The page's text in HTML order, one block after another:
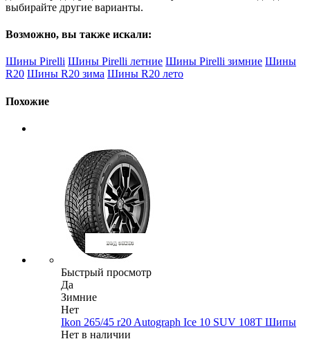
выбирайте другие варианты.
Возможно, вы также искали:
Шины Pirelli Шины Pirelli летние Шины Pirelli зимние Шины
R20 Шины R20 зима Шины R20 лето
Похожие
Быстрый просмотр
Да
Зимние
Нет
Ikon 265/45 r20 Autograph Ice 10 SUV 108T Шипы
Нет в наличии